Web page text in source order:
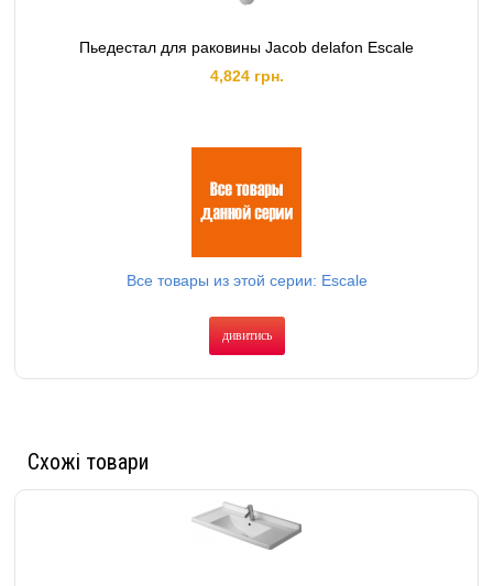
Пьедестал для раковины Jacob delafon Escale
4,824 грн.
Все товары из этой серии: Escale
дивитись
Схожі товари